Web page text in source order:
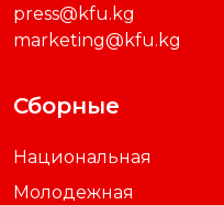
press@kfu.kg
marketing@kfu.kg
Сборные
Национальная
Молодежная